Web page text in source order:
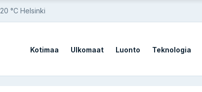
20 °C Helsinki
Kotimaa Ulkomaat Luonto Teknologia